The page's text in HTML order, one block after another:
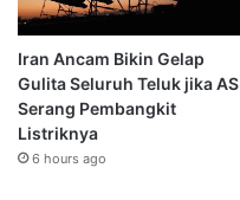
Iran Ancam Bikin Gelap
Gulita Seluruh Teluk jika AS
Serang Pembangkit
Listriknya
6 hours ago